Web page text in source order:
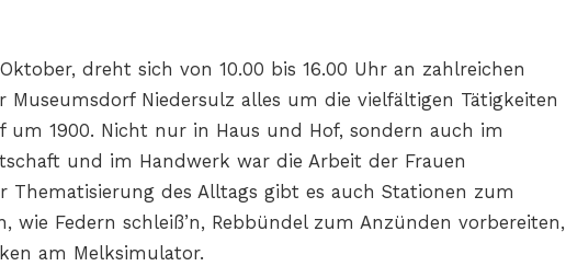
dreht sich von 10.00 bis 16.00 Uhr an zahlreichen
Museumsdorf Niedersulz alles um die vielfältigen Tätigkeiten
um 1900. Nicht nur in Haus und Hof, sondern auch im
und im Handwerk war die Arbeit der Frauen
Thematisierung des Alltags gibt es auch Stationen zum
wie Federn schleiß’n, Rebbündel zum Anzünden vorbereiten,
am Melksimulator.